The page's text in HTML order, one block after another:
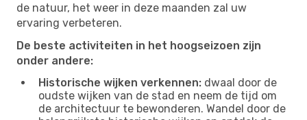
de natuur, het weer in deze maanden zal uw
ervaring verbeteren.
De beste activiteiten in het hoogseizoen zijn
onder andere:
Historische wijken verkennen: dwaal door de
oudste wijken van de stad en neem de tijd om
de architectuur te bewonderen. Wandel door de